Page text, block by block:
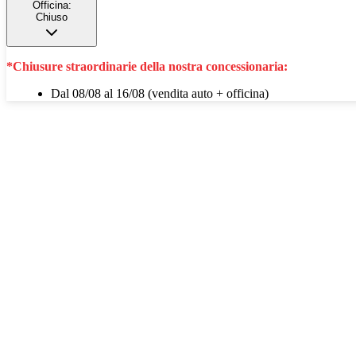
Officina:
Chiuso
*Chiusure straordinarie della nostra concessionaria:
Dal 08/08 al 16/08 (vendita auto + officina)